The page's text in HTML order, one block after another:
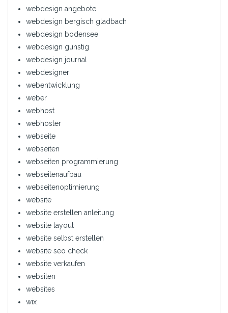
webdesign angebote
webdesign bergisch gladbach
webdesign bodensee
webdesign günstig
webdesign journal
webdesigner
webentwicklung
weber
webhost
webhoster
webseite
webseiten
webseiten programmierung
webseitenaufbau
webseitenoptimierung
website
website erstellen anleitung
website layout
website selbst erstellen
website seo check
website verkaufen
websiten
websites
wix